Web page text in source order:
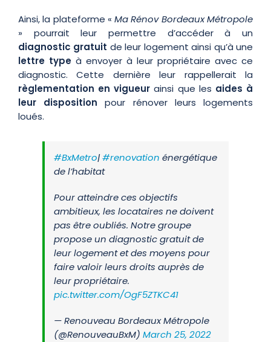
Ainsi, la plateforme «Ma Rénov Bordeaux Métropole
» pourrait leur permettre d’accéder à un
diagnostic gratuit de leur logement ainsi qu’à une
lettre type à envoyer à leur propriétaire avec ce
diagnostic. Cette dernière leur rappellerait la
règlementation en vigueur ainsi que les aides à
leur disposition pour rénover leurs logements
loués.
#BxMetro|#renovation énergétique
de l’habitat
Pour atteindre ces objectifs
ambitieux, les locataires ne doivent
pas être oubliés. Notre groupe
propose un diagnostic gratuit de
leur logement et des moyens pour
faire valoir leurs droits auprès de
leur propriétaire.
pic.twitter.com/OgF5ZTKC41
— Renouveau Bordeaux Métropole
(@RenouveauBxM) March 25, 2022